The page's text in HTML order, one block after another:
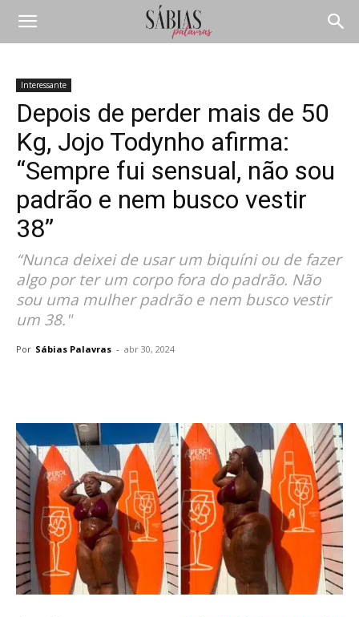
Interessante
Depois de perder mais de 50
Kg, Jojo Todynho afirma:
“Sempre fui sensual, não sou
padrão e nem busco vestir
38”
“Nunca deixei de usar um biquíni ou de fazer
algo por ter um corpo fora do padrão. Não
sou uma mulher padrão e nem busco vestir
um 38."
Por Sábias Palavras - abr 30, 2024